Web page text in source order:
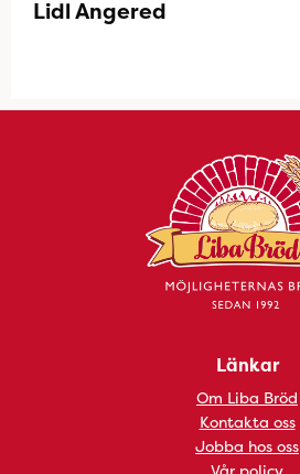
Lidl Angered
Länkar
Om Liba Bröd
Kontakta oss
Jobba hos oss